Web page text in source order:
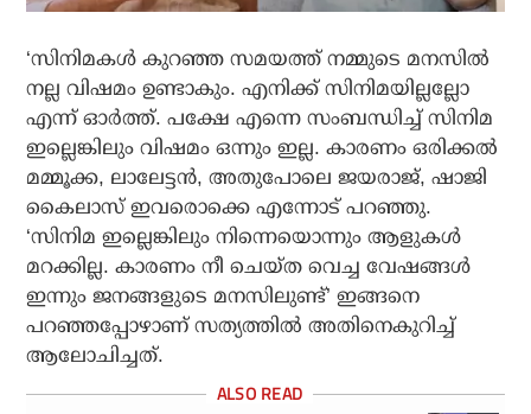
‘സിനിമകള്‍ കുറഞ്ഞ സമയത്ത് നമ്മുടെ മനസില്‍
നല്ല വിഷമം ഉണ്ടാകും. എനിക്ക് സിനിമയില്ലല്ലോ
എന്ന് ഓര്‍ത്ത്. പക്ഷേ എന്നെ സംബന്ധിച്ച് സിനിമ
ഇല്ലെങ്കിലും വിഷമം ഒന്നും ഇല്ല. കാരണം ഒരിക്കല്‍
മമ്മൂക്ക, ലാലേട്ടന്‍, അതുപോലെ ജയരാജ്, ഷാജി
കൈലാസ് ഇവരൊക്കെ എന്നോട് പറഞ്ഞു.
‘സിനിമ ഇല്ലെങ്കിലും നിന്നെയൊന്നും ആളുകള്‍
മറക്കില്ല. കാരണം നീ ചെയ്ത വെച്ച വേഷങ്ങള്‍
ഇന്നും ജനങ്ങളുടെ മനസിലുണ്ട്’ ഇങ്ങനെ
പറഞ്ഞപ്പോഴാണ് സത്യത്തില്‍ അതിനെകുറിച്ച്
ആലോചിച്ചത്.